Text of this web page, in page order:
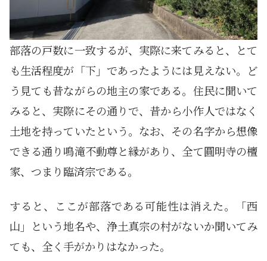
部落の戸数に一致するが、実際に来てみると、とて
も生活程度が「下」であったようには見えない。ど
う見ても昔ながらの地主の家である。住民に聞いて
みると、実際にその通りで、昔から小作人ではなく
土地を持っていたという。なお、その名字から想像
できる通り鳴滝不動尊と縁があり、全て圓明寺の檀
家、つまり臨済宗である。
すると、ここが部落である可能性は消えた。「西
山」という地名や、浄土真宗の村がないか聞いてみ
ても、全く手がかりはなかった。